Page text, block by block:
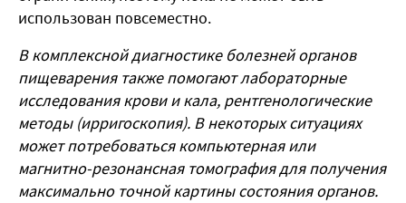
использован повсеместно.
В комплексной диагностике болезней органов
пищеварения также помогают лабораторные
исследования крови и кала, рентгенологические
методы (ирригоскопия). В некоторых ситуациях
может потребоваться компьютерная или
магнитно-резонансная томография для получения
максимально точной картины состояния органов.